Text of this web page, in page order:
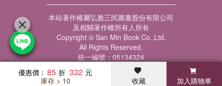
一、建構過往的地質年代
二、地質年代表所使用的相對定年法
三、地質年代表所使用的絕對定年法
四、探查往昔環境的方式
綜合評量
第7單元 氣候變遷與永續發展
優惠價： 85 332
庫存 > 10 收藏 加入購物車
客服中心 瀏覽紀錄 會員專區
本站著作權屬弘雅三民圖書股份有限公司
及相關著作權所有人所有
Copyright © San Min Book Co.,Ltd.
All Rights Reserved.
統一編號：05134324